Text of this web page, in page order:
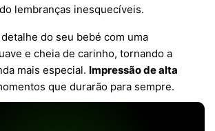
lembranças inesquecíveis.
do seu bebé com uma
e cheia de carinho, tornando a
mais especial. Impressão de alta
que durarão para sempre.